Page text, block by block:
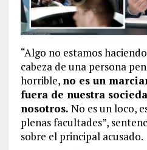
“Algo no estamos
cabeza de una persona
horrible, no es un
fuera de nuestra
nosotros. No es un loco,
plenas facultades”,
sobre el principal acusado.